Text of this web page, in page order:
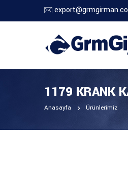
1179 KRANK
Anasayfa Ürünlerimiz